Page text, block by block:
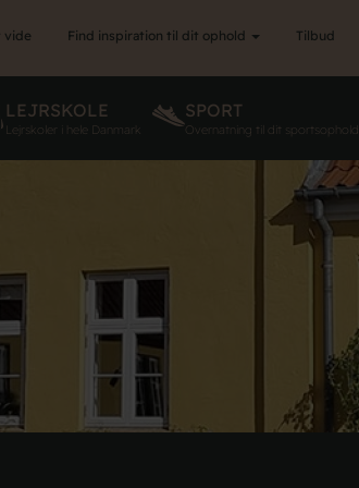
vide Find inspiration til dit ophold Tilbud
LEJRSKOLE
Lejrskoler i hele Danmark
SPORT
Overnatning til dit sportsophold